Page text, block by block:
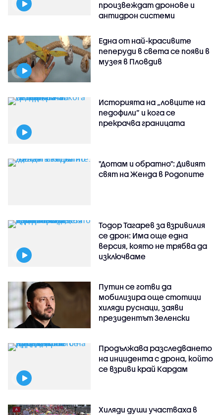
произвеждат дронове и
антидрон системи
Една от най-красивите
пеперуди в света се появи в
музея в Пловдив
Историята на „ловците на
педофили” и кога се
прекрачва границата
"Дотам и обратно": Дивият
свят на Женда в Родопите
Тодор Тагарев за взривилия
се дрон: Има още една
версия, която не трябва да
изключваме
Путин се готви да
мобилизира още стотици
хиляди руснаци, заяви
президентът Зеленски
Продължава разследването
на инцидента с дрона, който
се взриви край Кардам
Хиляди души участваха в